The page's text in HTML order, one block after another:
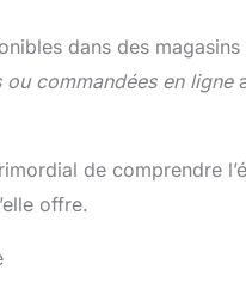
dans des
ou commandées en ligne
de comprendre
offre.